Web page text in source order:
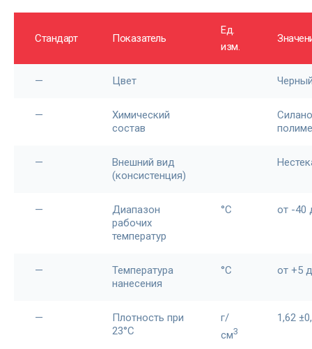
Стандарт Показатель
Ед.
изм.
— Цвет
—
Химический
состав
—
Внешний вид
(консистенция)
—
Диапазон
рабочих
температур
°С от -40
—
Температура
нанесения
°С от +5
—
Плотность при
23°С
г/
см3
1,62